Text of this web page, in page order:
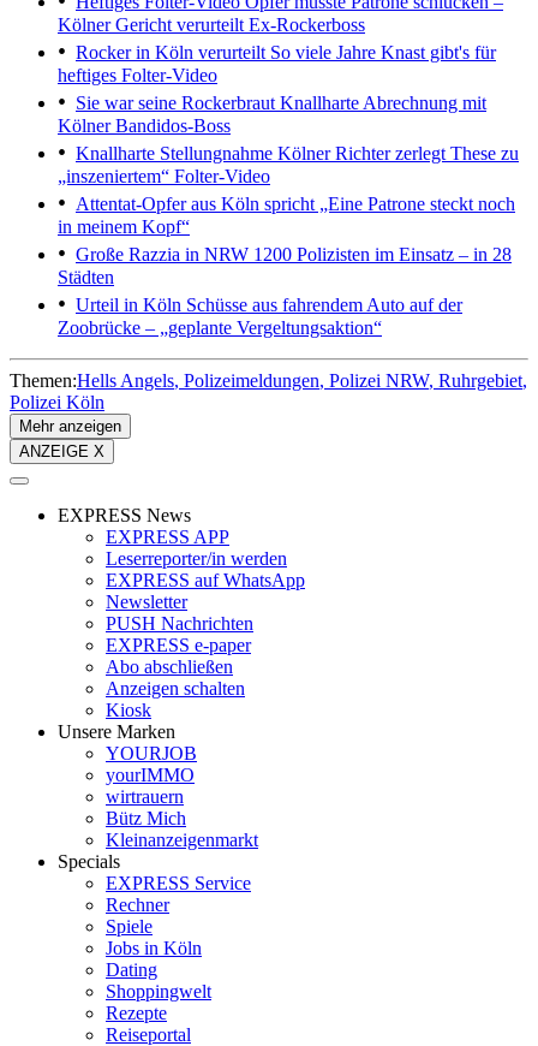
Kölner Gericht verurteilt Ex-Rockerboss
Rocker in Köln verurteilt So viele Jahre Knast gibt's für
heftiges Folter-Video
Sie war seine Rockerbraut Knallharte Abrechnung mit
Kölner Bandidos-Boss
Knallharte Stellungnahme Kölner Richter zerlegt These zu
„inszeniertem“ Folter-Video
Attentat-Opfer aus Köln spricht „Eine Patrone steckt noch
in meinem Kopf“
Große Razzia in NRW 1200 Polizisten im Einsatz – in 28
Städten
Urteil in Köln Schüsse aus fahrendem Auto auf der
Zoobrücke – „geplante Vergeltungsaktion“
Themen:Hells Angels Polizeimeldungen Polizei NRW Ruhrgebiet
Polizei Köln
Mehr anzeigen
ANZEIGE X
EXPRESS News
EXPRESS APP
Leserreporter/in werden
EXPRESS auf WhatsApp
Newsletter
PUSH Nachrichten
EXPRESS e-paper
Abo abschließen
Anzeigen schalten
Kiosk
Unsere Marken
YOURJOB
yourIMMO
wirtrauern
Bütz Mich
Kleinanzeigenmarkt
Specials
EXPRESS Service
Rechner
Spiele
Jobs in Köln
Dating
Shoppingwelt
Rezepte
Reiseportal